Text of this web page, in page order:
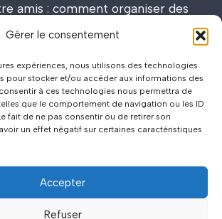
Gérer le consentement
expériences, nous utilisons des technologies
pour stocker et/ou accéder aux informations des
à ces technologies nous permettra de
que le comportement de navigation ou les ID
fait de ne pas consentir ou de retirer son
un effet négatif sur certaines caractéristiques
Accepter
Refuser
amis : comment organiser des
passionnantes et enrichissantes
: carte interactive et guide des
meilleurs spots
©2026
Confidentialité..Mentions Légales..